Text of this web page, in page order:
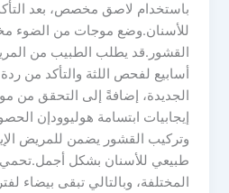
باستخدام لاصق مخصص، بعد
للأسنان.وضع موجات من الضوء
القشور.قد يطلب الطبيب من
أسابيع لفحص اللثة والتأكد من
الجديدة، إضافةً إلى التحقق من
إيجابيات ابتسامة هوليوودإن
وتركيب القشور يضمن للمريض
طبيعي للأسنان بشكل أجمل.تحمي
المختلفة، وبالتالي تبقى بيضاء